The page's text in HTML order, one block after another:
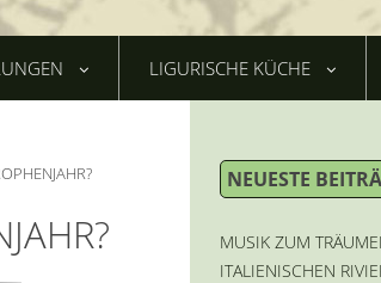
LIGURISCHE KÜCHE
NEUESTE
MUSIK ZUM
ITALIENISCHEN